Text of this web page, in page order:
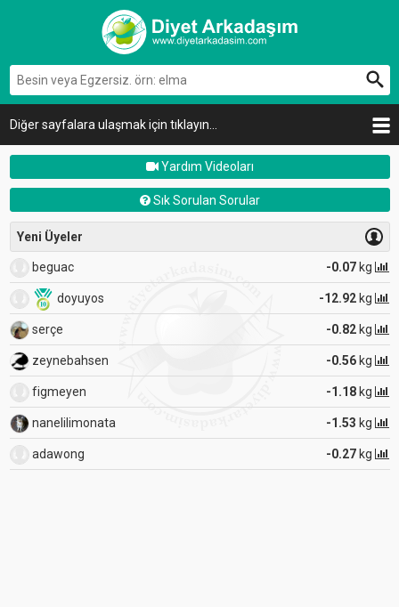
Diğer sayfalara ulaşmak için tıklayın...
Yardım Videoları
Sık Sorulan Sorular
Yeni Üyeler
beguac -0.07 kg
doyuyos -12.92 kg
serçe -0.82 kg
zeynebahsen -0.56 kg
figmeyen -1.18 kg
nanelilimonata -1.53 kg
adawong -0.27 kg